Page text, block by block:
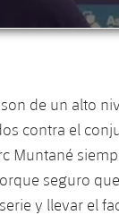
de un alto
contra el
Muntané
seguro
y llevar el